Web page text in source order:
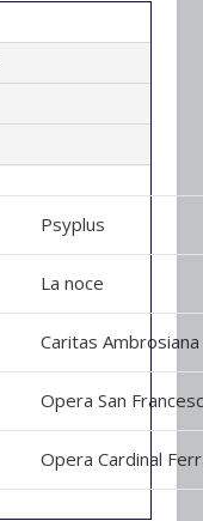
Psyplus
La noce
Caritas Ambrosiana
Opera San
Opera Cardinal